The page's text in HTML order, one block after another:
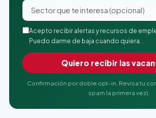
Acepto recibir alertas y recursos de
Puedo darme de baja cuando quiera.
Quiero recibir las
Confirmación por doble opt-in. Revisa tu
spam la primera vez).